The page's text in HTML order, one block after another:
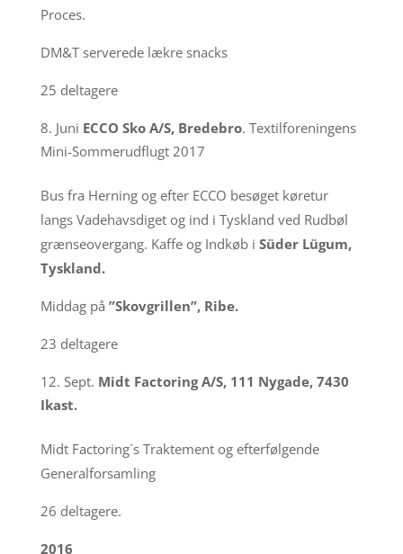
Proces.
DM&T serverede lækre snacks
25 deltagere
Juni ECCO Sko A/S, Bredebro. Textilforeningens
Mini-Sommerudflugt 2017
Bus fra Herning og efter ECCO besøget køretur
langs Vadehavsdiget og ind i Tyskland ved Rudbøl
grænseovergang. Kaffe og Indkøb i Süder Lügum,
Tyskland.
Middag på ”Skovgrillen”, Ribe.
23 deltagere
Sept. Midt Factoring A/S, 111 Nygade, 7430
Ikast.
Midt Factoring´s Traktement og efterfølgende
Generalforsamling
26 deltagere.
2016